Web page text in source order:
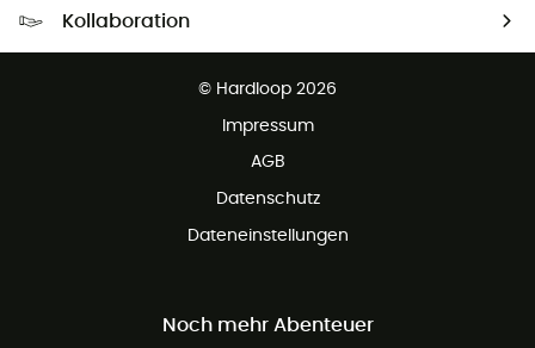
Kollaboration
© Hardloop 2026
Impressum
AGB
Datenschutz
Dateneinstellungen
Noch mehr Abenteuer